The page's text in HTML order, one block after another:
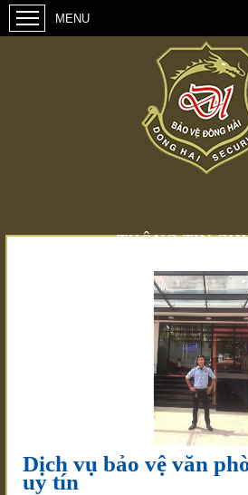
THÔNG TIN
Dịch vụ bảo vệ văn
uy tín